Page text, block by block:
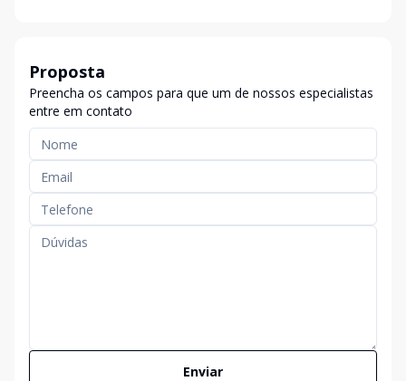
Proposta
Preencha os campos para que um de nossos especialistas
entre em contato
Enviar